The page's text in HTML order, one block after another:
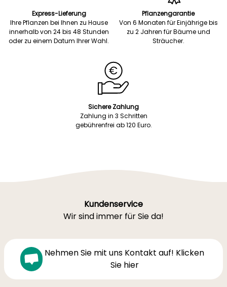
Express-Lieferung
Ihre Pflanzen bei Ihnen zu Hause
innerhalb von 24 bis 48 Stunden
oder zu einem Datum Ihrer Wahl.
Pflanzengarantie
Von 6 Monaten für Einjährige bis
zu 2 Jahren für Bäume und
Sträucher.
Sichere Zahlung
Zahlung in 3 Schritten
gebührenfrei ab 120 Euro.
Kundenservice
Wir sind immer für Sie da!
Nehmen Sie mit uns Kontakt auf! Klicken
Sie hier